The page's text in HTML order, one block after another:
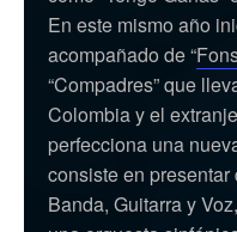
En este mismo año
acompañado de “
“Compadres” que
Colombia y el
perfecciona una
consiste en presentar
Banda, Guitarra y